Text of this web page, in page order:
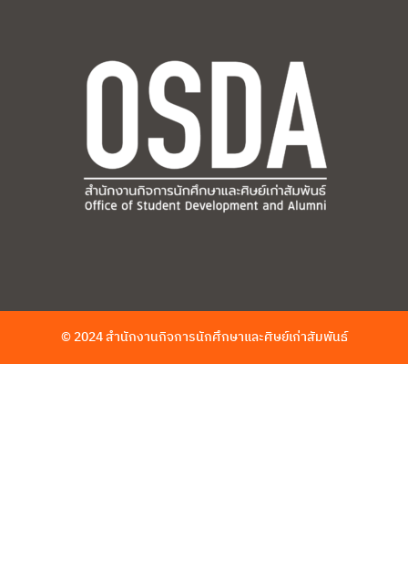
© 2024 สำนักงานกิจการนักศึกษาและศิษย์เก่าสัมพันธ์